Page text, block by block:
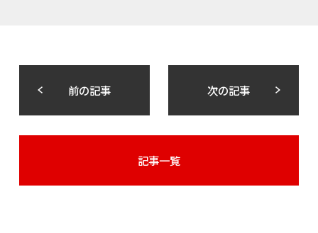
前の記事 次の記事
記事一覧